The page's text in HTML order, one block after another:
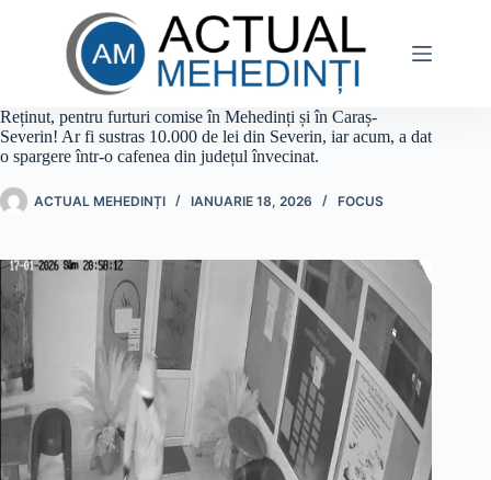
Reținut, pentru furturi comise în Mehedinți și în Caraș-
Severin! Ar fi sustras 10.000 de lei din Severin, iar acum, a dat
o spargere într-o cafenea din județul învecinat.
ACTUAL MEHEDINȚI IANUARIE 18, 2026 FOCUS